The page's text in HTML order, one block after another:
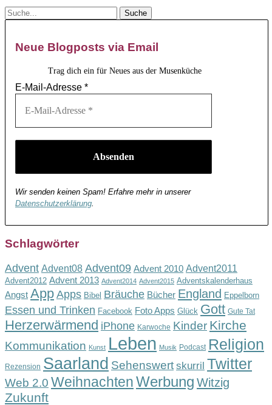
Neue Blogposts via Email
Trag dich ein für Neues aus der Musenküche
E-Mail-Adresse *
Wir senden keinen Spam! Erfahre mehr in unserer
Datenschutzerklärung.
Schlagwörter
Advent Advent08 Advent09 Advent 2010 Advent2011
Advent2012 Advent 2013 Advent2014 Advent2015 Adventskalenderhaus
Angst App Apps Bibel Bräuche Bücher England Eppelborn
Essen und Trinken Facebook Foto Apps Glück Gott Gute Tat
Herzerwärmend iPhone Karwoche Kinder Kirche
Kommunikation Kunst Leben Musik Podcast Religion
Rezension Saarland Sehenswert skurril Twitter
Web 2.0 WeihnachtenWerbung Witzig
Zukunft